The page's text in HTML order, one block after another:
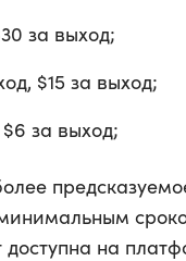
за выход;
$15 за выход;
за выход;
доступна на